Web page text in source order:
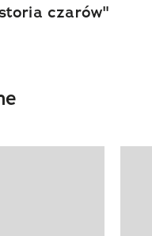
czarów"